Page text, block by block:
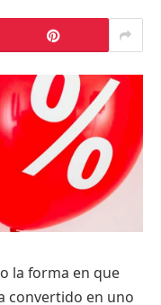
la forma en que
convertido en uno